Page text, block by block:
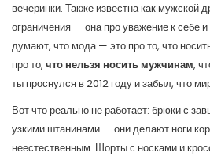
вечеринки. Также известна как мужской
ограничения — она про уважение к себе
думают, что мода — это про то, что
про то, что нельзя носить мужчинам,
ты проснулся в 2012 году и забыл, что
Вот что реально не работает: брюки с
узкими штанинами — они делают ноги
неестественным. Шорты с носками и